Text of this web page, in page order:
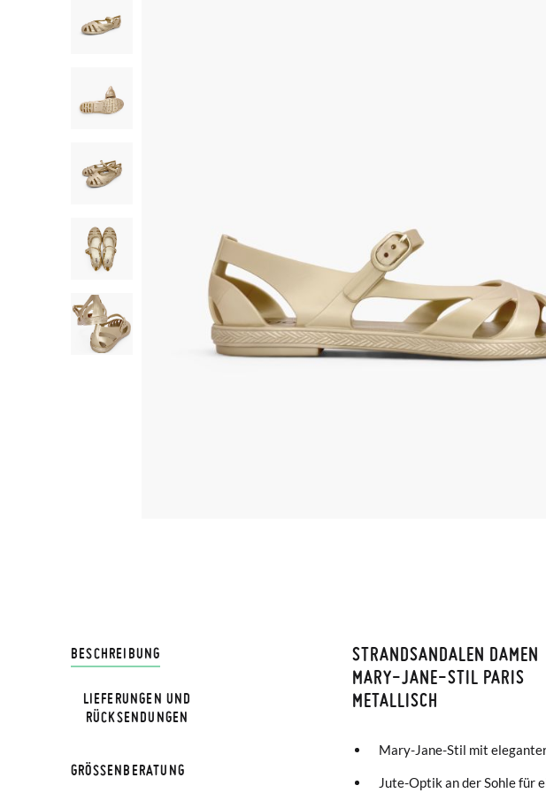
BESCHREIBUNG
STRANDSANDALEN DAMEN
MARY-JANE-STIL PARIS
METALLISCH
Mary-Jane-Stil mit
Jute-Optik an der Sohle für
LIEFERUNGEN UND
RÜCKSENDUNGEN
LIVRAISON ET RETOURS
Bei Pisamonas ist die Lieferung
werden muss, da sie andernfalls
GRÖSSENBERATUNG